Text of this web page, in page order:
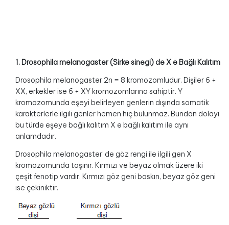
1. Drosophila melanogaster (Sirke sinegi) de X e Bağlı Kalıtım
Drosophila melanogaster 2n = 8 kromozomludur. Dişiler 6 +
XX, erkekler ise 6 + XY kromozomlarına sahiptir. Y
kromozomunda eşeyi belirleyen genlerin dışında somatik
karakterlerle ilgili genler hemen hiç bulunmaz. Bundan dolayı
bu türde eşeye bağlı kalıtım X e bağlı kalıtım ile aynı
anlamdadır.
Drosophila melanogaster’ de göz rengi ile ilgili gen X
kromozomunda taşınır. Kırmızı ve beyaz olmak üzere iki
çeşit fenotip vardır. Kırmızı göz geni baskın, beyaz göz geni
ise çekiniktir.